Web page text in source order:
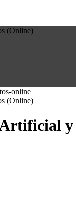
(Online)
(Online)